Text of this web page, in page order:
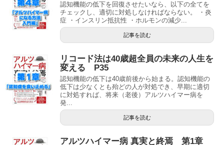
認知機能の低下を回復させたいなら、以下の全てを
チェックし、適切に対処しなければならない。 ・炎
症 ・インスリン抵抗性 ・ホルモンの減少...
記事を読む
リコード法は40歳超全員の未来の人生を
変える P35
認知機能の低下は40歳前後から始まる。認知機能の
低下は少なくとも殆どの人が対処でき、早期に適切
に対処すれば、将来（老後）アルツハイマー病を
発...
記事を読む
アルツハイマー病 真実と終焉 第1章